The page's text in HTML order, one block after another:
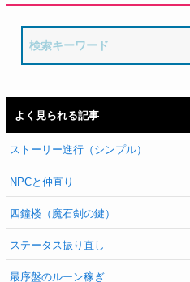
よく見られる記事
ストーリー進行（シンプル）
NPCと仲直り
四鐘楼（魔石剣の鍵）
ステータス振り直し
最序盤のルーン稼ぎ